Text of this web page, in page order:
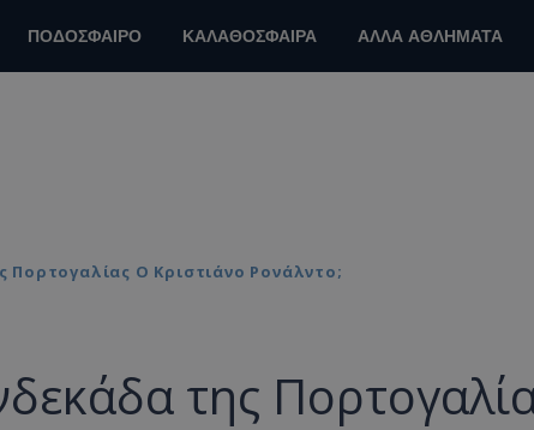
ΠΟΔΟΣΦΑΙΡΟ ΚΑΛΑΘΟΣΦΑΙΡΑ ΑΛΛΑ ΑΘΛΗΜΑΤΑ
Ο Κριστιάνο Ρονάλντο;
της